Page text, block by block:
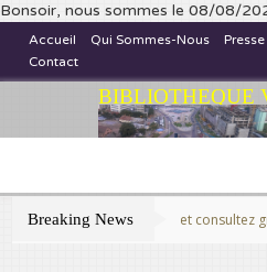
Bonsoir, nous sommes le 08/08/
Accueil Qui Sommes-Nous Presse
Contact
BIBLIOTHEQUE
Breaking News
>>Publiez et consultez